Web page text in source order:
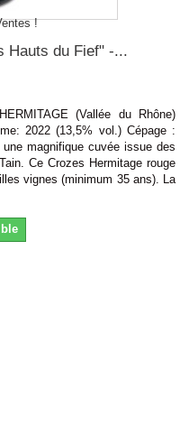
!
Hauts du Fief" -...
(Vallée du Rhône)
2022 (13,5% vol.) Cépage :
magnifique cuvée issue des
Ce Crozes Hermitage rouge
vignes (minimum 35 ans). La